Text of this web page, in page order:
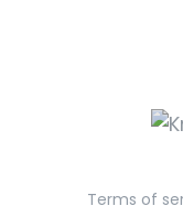
Terms of